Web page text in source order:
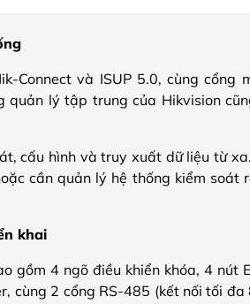
Connect và ISUP 5.0, cùng cổng
lý tập trung của Hikvision
cấu hình và truy xuất dữ liệu từ
cần quản lý hệ thống kiểm soát
khai
gồm 4 ngõ điều khiển khóa, 4 nút
cùng 2 cổng RS-485 (kết nối tối đa